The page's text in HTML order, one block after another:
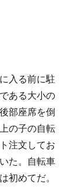
入る前に駐
ある大小の
部座席を倒
の子の自転
注文してお
た。自転車
初めてだ。